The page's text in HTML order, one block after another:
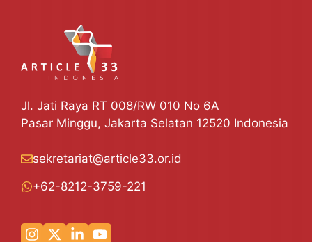
Jl. Jati Raya RT 008/RW 010 No 6A
Pasar Minggu, Jakarta Selatan 12520 Indonesia
sekretariat@article33.or.id
+62-8212-3759-221